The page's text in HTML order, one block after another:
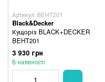
Артикул: BEHT201
Black&Decker
Кущоріз BLACK+DECKER
BEHT201
3 930 грн
В наявності